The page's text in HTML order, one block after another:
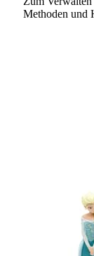
Methoden und